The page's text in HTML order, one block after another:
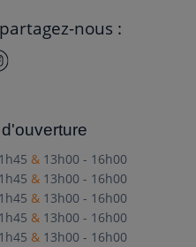
nous :
& 13h00 - 16h00
& 13h00 - 16h00
& 13h00 - 16h00
& 13h00 - 16h00
& 13h00 - 16h00